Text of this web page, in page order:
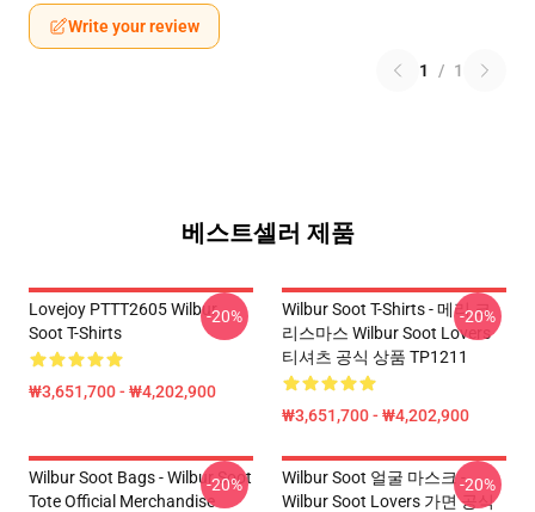
Write your review
1 / 1
베스트셀러 제품
Lovejoy PTTT2605 Wilbur
Soot T-Shirts
₩3,651,700 - ₩4,202,900
-20%
Wilbur Soot T-Shirts - 메리 크
리스마스 Wilbur Soot Lovers
티셔츠 공식 상품 TP1211
₩3,651,700 - ₩4,202,900
-20%
Wilbur Soot Bags - Wilbur Soot
Tote Official Merchandise
-20%
Wilbur Soot 얼굴 마스크 -
Wilbur Soot Lovers 가면 공식
-20%